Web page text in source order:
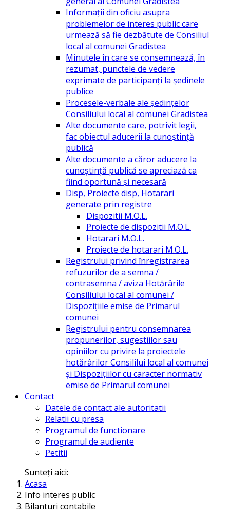
Informații din oficiu asupra
problemelor de interes public care
urmează să fie dezbătute de Consiliul
local al comunei Gradistea
Minutele în care se consemnează, în
rezumat, punctele de vedere
exprimate de participanți la ședinele
publice
Procesele-verbale ale ședințelor
Consiliului local al comunei Gradistea
Alte documente care, potrivit legii,
fac obiectul aducerii la cunoștință
publică
Alte documente a căror aducere la
cunoștință publică se apreciază ca
fiind oportună și necesară
Disp, Proiecte disp, Hotarari
generate prin registre
Dispozitii M.O.L.
Proiecte de dispozitii M.O.L.
Hotarari M.O.L.
Proiecte de hotarari M.O.L.
Registrului privind înregistrarea
refuzurilor de a semna /
contrasemna / aviza Hotărârile
Consiliului local al comunei /
Dispozițiile emise de Primarul
comunei
Registrului pentru consemnarea
propunerilor, sugestiilor sau
opiniilor cu privire la proiectele
hotărârilor Consililui local al comunei
și Dispozițiilor cu caracter normativ
emise de Primarul comunei
Contact
Datele de contact ale autoritatii
Relatii cu presa
Programul de functionare
Programul de audiente
Petitii
Sunteți aici:
Acasa
Info interes public
Bilanturi contabile